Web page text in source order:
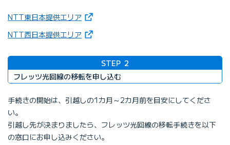
NTT東日本提供エリア （新しいタブで開きます）
NTT西日本提供エリア （新しいタブで開きます）
STEP 2
フレッツ光回線の移転を申し込む
手続きの開始は、引越しの1カ月～2カ月前を目安にしてくださ
い。
引越し先が決まりましたら、フレッツ光回線の移転手続きを以下
の窓口にお申し込みください。